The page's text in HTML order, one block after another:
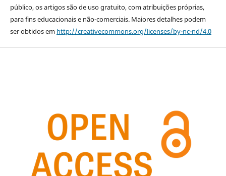
público, os artigos são de uso gratuito, com atribuições próprias,
para fins educacionais e não-comerciais. Maiores detalhes podem
ser obtidos em http://creativecommons.org/licenses/by-nc-nd/4.0